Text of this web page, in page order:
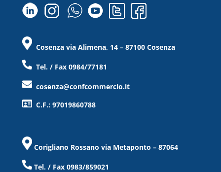
Cosenza via Alimena, 14 – 87100 Cosenza
Tel. / Fax 0984/77181
cosenza@confcommercio.it
C.F.: 97019860788
Corigliano Rossano via Metaponto – 87064
Tel. / Fax 0983/859021